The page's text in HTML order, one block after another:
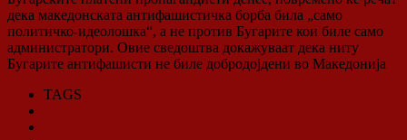
дека македонската антифашистичка борба била „само
политичко-идеолошка“, а не против Бугарите кои биле само
администратори. Овие сведоштва докажуваат дека ниту
Бугарите антифашисти не биле добродојдени во Македонија
TAGS